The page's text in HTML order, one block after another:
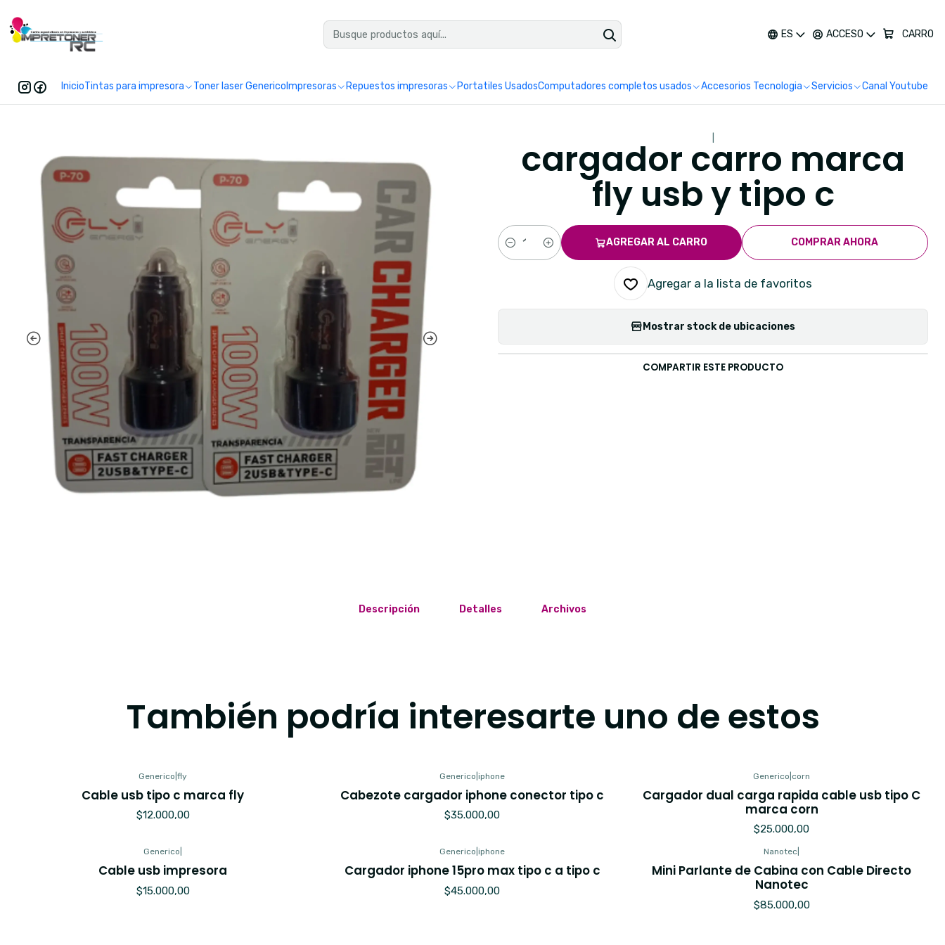
ES ACCESO CARRO
InicioTintas para impresora Toner laser Generico Impresoras Repuestos impresoras Portatiles UsadosComputadores completos usados Accesorios Tecnologia Servicios Canal Youtube
cargador carro marca
fly usb y tipo c
Cantidad
AGREGAR AL CARRO COMPRAR AHORA
Agregar a la lista de favoritos
Mostrar stock de ubicaciones
COMPARTIR ESTE PRODUCTO
Descripción Detalles Archivos
También podría interesarte uno de estos
Generico |fly
Cable usb tipo c marca fly
$12.000,00
Generico |iphone
Cabezote cargador iphone conector tipo c
$35.000,00
Generico |corn
Cargador dual carga rapida cable usb tipo C
marca corn
$25.000,00
Generico
Cable usb impresora
$15.000,00
Generico |iphone
Cargador iphone 15pro max tipo c a tipo c
$45.000,00
Nanotec
Mini Parlante de Cabina con Cable Directo
Nanotec
$85.000,00